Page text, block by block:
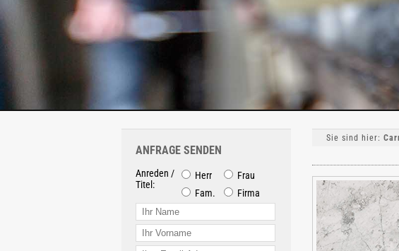
ANFRAGE SENDEN
Anreden /
Titel:
Herr
Frau
Fam.
Firma
Sie sind hier: